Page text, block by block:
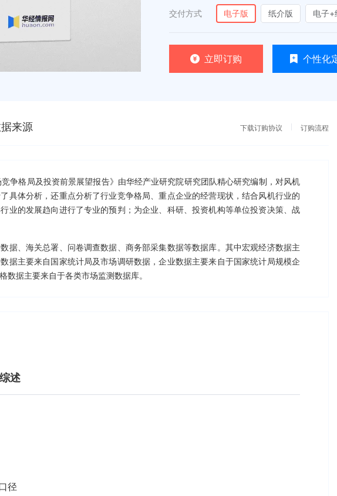
交付方式 电子版 纸介版 电子+
立即订购 个性化
来源 下载订购协议 订购流程
争格局及投资前景展望报告》由华经产业研究院研究团队精心研究编制，对风机
具体分析，还重点分析了行业竞争格局、重点企业的经营现状，结合风机行业的
业的发展趋向进行了专业的预判；为企业、科研、投资机构等单位投资决策、战
据、海关总署、问卷调查数据、商务部采集数据等数据库。其中宏观经济数据主
据主要来自国家统计局及市场调研数据，企业数据主要来自于国家统计局规模企
数据主要来自于各类市场监测数据库。
述
径